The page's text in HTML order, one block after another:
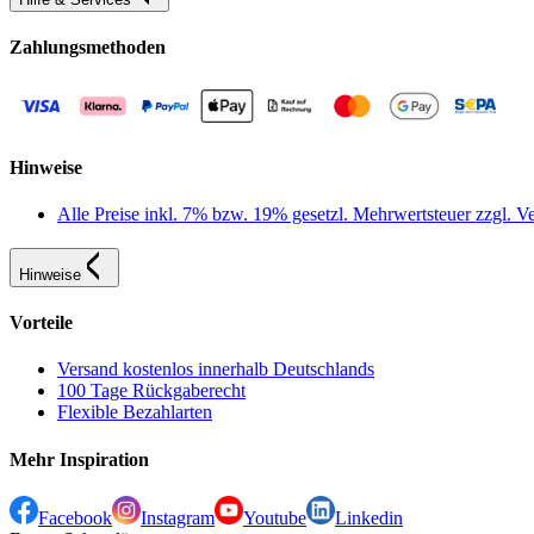
Zahlungsmethoden
Hinweise
Alle Preise inkl. 7% bzw. 19% gesetzl. Mehrwertsteuer zzgl.
Hinweise
Vorteile
Versand kostenlos innerhalb Deutschlands
100 Tage Rückgaberecht
Flexible Bezahlarten
Mehr Inspiration
Facebook Instagram Youtube
Linkedin